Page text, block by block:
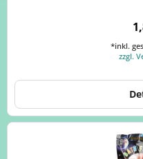
*inkl.
zzgl.